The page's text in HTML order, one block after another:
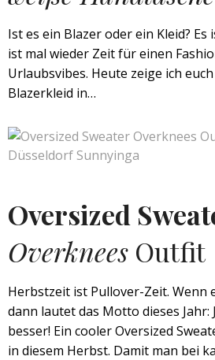
Ist es ein Blazer oder ein Kleid? Es
ist mal wieder Zeit für einen
Urlaubsvibes. Heute zeige ich
Blazerkleid in…
Oversized
Overknees Outfit
Herbstzeit ist Pullover-Zeit. Wenn
dann lautet das Motto dieses Jahr:
besser! Ein cooler Oversized
in diesem Herbst. Damit man bei